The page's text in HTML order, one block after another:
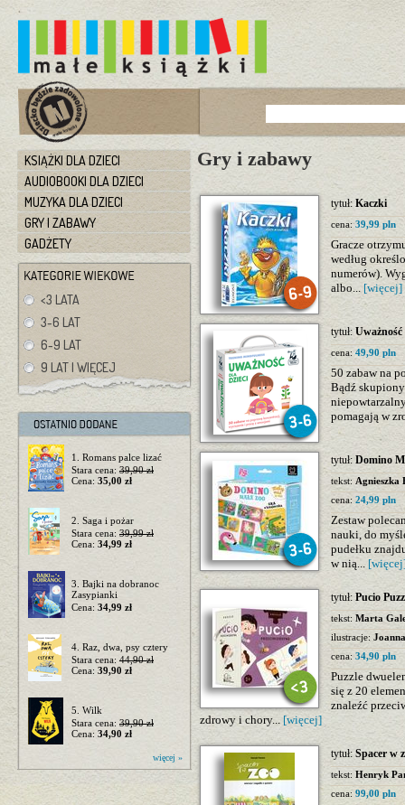
KSIĄŻKI DLA DZIECI
AUDIOBOOKI DLA DZIECI
MUZYKA DLA DZIECI
GRY I ZABAWY
GADŻETY
<3 LATA
3-6 LAT
6-9 LAT
9 LAT I WIĘCEJ
1. Romans palce lizać
Stara cena: 39,90 zł
Cena: 35,00 zł
2. Saga i pożar
Stara cena: 39,99 zł
Cena: 34,99 zł
3. Bajki na dobranoc
Zasypianki
Cena: 34,99 zł
4. Raz, dwa, psy cztery
Stara cena: 44,90 zł
Cena: 39,90 zł
5. Wilk
Stara cena: 39,90 zł
Cena: 34,90 zł
więcej »
Gry i zabawy
tytuł: Kaczki
cena:39,99 pln
Gracze
według
numerów).
albo... [więcej]
tytuł:
cena: 49,90 pln
50 zabaw na
Bądź
pomagają w
tytuł: Domino
tekst: Agnieszka
cena: 24,99 pln
Zestaw
nauki, do
pudełku
w nią...
tytuł: Pucio
tekst: Marta
ilustracje:
cena: 34,90 pln
Puzzle
się z 20
znaleźć
zdrowy i chory... [więcej]
tytuł: Spacer w
tekst: Henryk
cena: 99,00 pln